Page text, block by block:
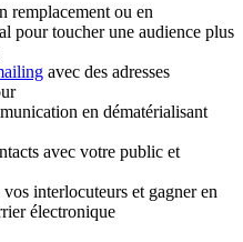
remplacement ou en
pour toucher une audience plus
avec des adresses
en dématérialisant
avec votre public et
interlocuteurs et gagner en
électronique